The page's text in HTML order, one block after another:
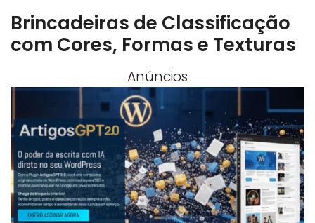
Brincadeiras de Classificação
com Cores, Formas e Texturas
Anúncios